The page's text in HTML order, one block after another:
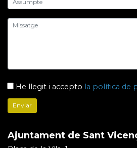
He llegit i accepto la política de
Ajuntament de Sant